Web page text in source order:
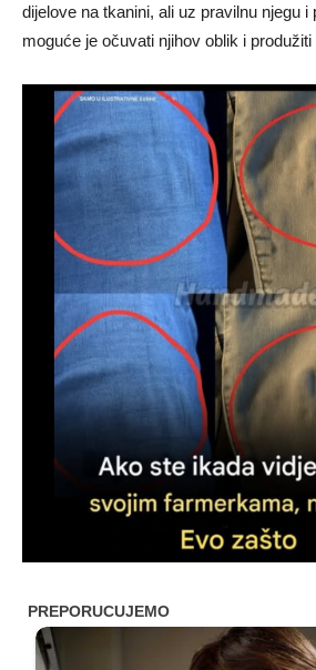
dijelove na tkanini, ali uz pravilnu njegu i
moguće je očuvati njihov oblik i